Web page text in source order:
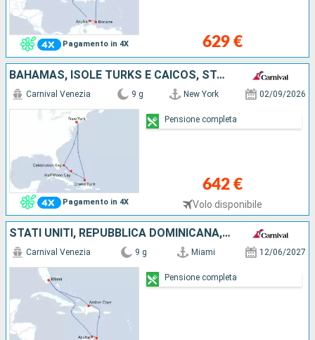
Pagamento in 4X 629 €
BAHAMAS, ISOLE TURKS E CAICOS, STATI UNITI
Pagamento in 4X
Carnival Venezia 9 g New York 02/09/2026
642 €
Volo disponibile
Pensione completa
STATI UNITI, REPUBBLICA DOMINICANA, ARUBA
Carnival Venezia 9 g Miami 12/06/2027
Pensione completa